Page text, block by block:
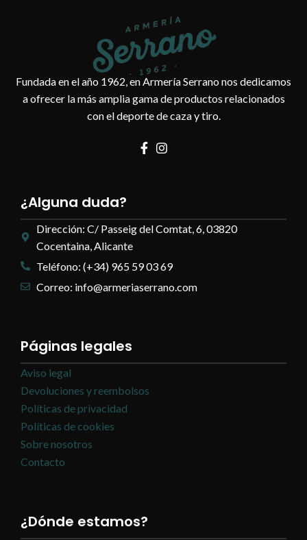
Fundada en el año 1962, en Armería Serrano nos dedicamos
a ofrecer la más amplia gama de productos relacionados
con el deporte de caza y tiro.
¿Alguna duda?
Dirección: C/ Passeig del Comtat, 6, 03820
Cocentaina, Alicante
Teléfono: (+34) 965 59 03 69
Correo: info@armeriaserrano.com
Páginas legales
Aviso legal
Devoluciones y reembolsos
Políticas de privacidad
Políticas de cookies
Sobre nosotros
Contacto
¿Dónde estamos?